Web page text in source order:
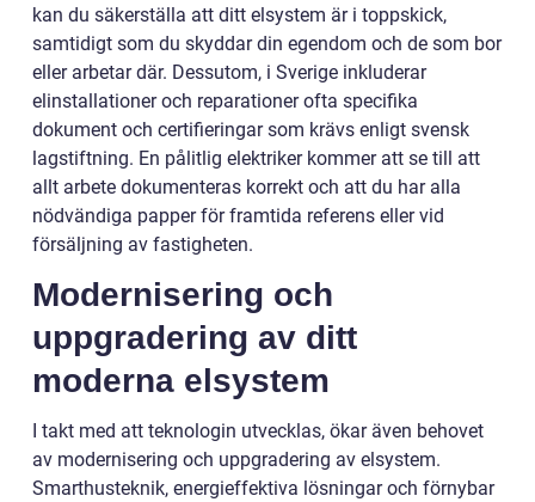
kan du säkerställa att ditt elsystem är i toppskick,
samtidigt som du skyddar din egendom och de som bor
eller arbetar där. Dessutom, i Sverige inkluderar
elinstallationer och reparationer ofta specifika
dokument och certifieringar som krävs enligt svensk
lagstiftning. En pålitlig elektriker kommer att se till att
allt arbete dokumenteras korrekt och att du har alla
nödvändiga papper för framtida referens eller vid
försäljning av fastigheten.
Modernisering och
uppgradering av ditt
moderna elsystem
I takt med att teknologin utvecklas, ökar även behovet
av modernisering och uppgradering av elsystem.
Smarthusteknik, energieffektiva lösningar och förnybar